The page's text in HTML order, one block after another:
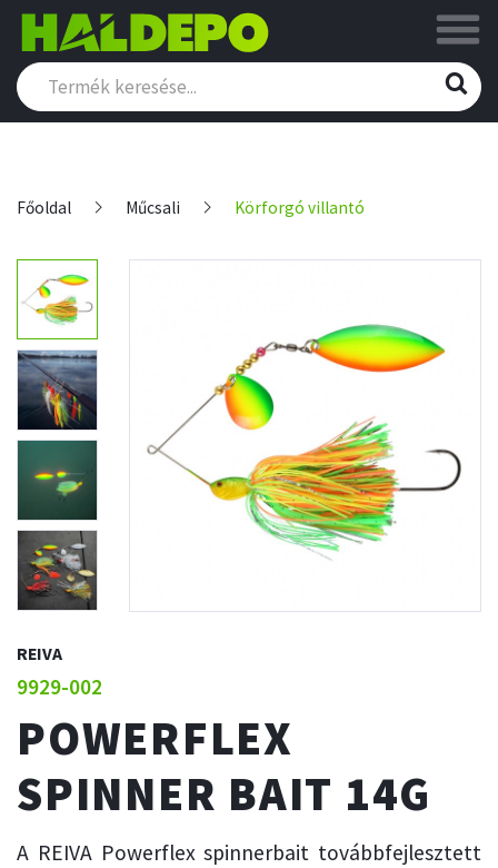
Főoldal Műcsali Körforgó villantó
REIVA
9929-002
POWERFLEX
SPINNER BAIT 14G
A REIVA Powerflex spinnerbait továbbfejlesztett